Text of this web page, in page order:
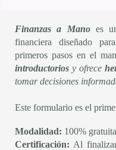
Finanzas a Manoes un
financiera diseñado
primeros pasos en el
introductorios y ofrece
tomar decisiones
Este formulario es el
Modalidad: 100%
Certificación: Al